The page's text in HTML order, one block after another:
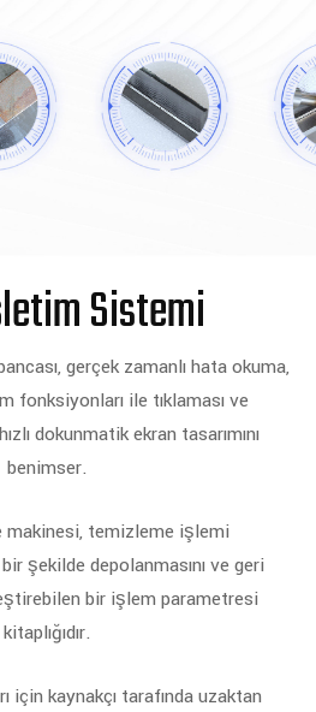
Sistemi
gerçek zamanlı hata okuma,
fonksiyonları ile tıklaması ve
dokunmatik ekran tasarımını
benimser.
makinesi, temizleme işlemi
şekilde depolanmasını ve geri
bir işlem parametresi
kitaplığıdır.
için kaynakçı tarafında uzaktan